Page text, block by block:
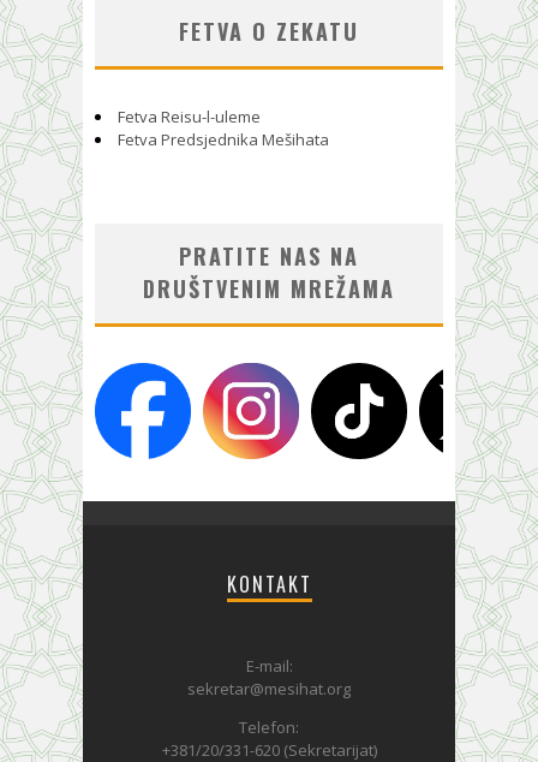
FETVA O ZEKATU
Fetva Reisu-l-uleme
Fetva Predsjednika Mešihata
PRATITE NAS NA
DRUŠTVENIM MREŽAMA
KONTAKT
E-mail:
sekretar@mesihat.org
Telefon:
+381/20/331-620 (Sekretarijat)